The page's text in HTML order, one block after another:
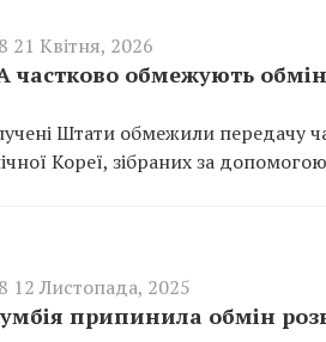
21 Квітня, 2026
частково обмежують
Штати обмежили передачу
Кореї, зібраних за
12 Листопада, 2025
припинила обмін